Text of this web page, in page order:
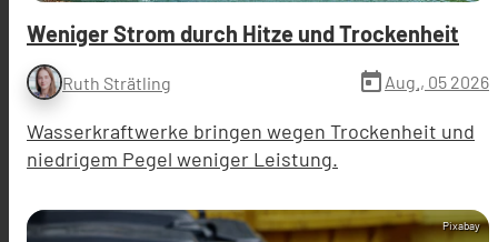
Weniger Strom durch Hitze und Trockenheit
Ruth Strätling today Aug., 05 2026
Wasserkraftwerke bringen wegen Trockenheit und
niedrigem Pegel weniger Leistung.
Pixabay